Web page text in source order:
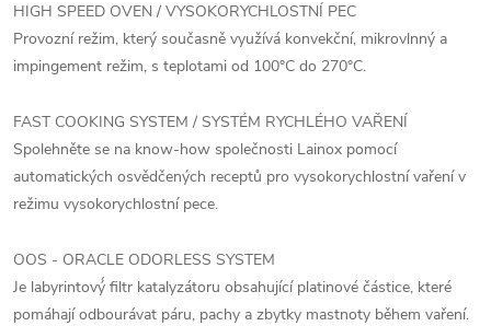
HIGH SPEED OVEN / VYSOKORYCHLOSTNÍ PEC
Provozní režim, který současně využívá konvekční, mikrovlnný a
impingement režim, s teplotami od 100°C do 270°C.
FAST COOKING SYSTEM / SYSTÉM RYCHLÉHO VAŘENÍ
Spolehněte se na know-how společnosti Lainox pomocí
automatických osvědčených receptů pro vysokorychlostní vaření v
režimu vysokorychlostní pece.
OOS - ORACLE ODORLESS SYSTEM
Je labyrintový́ filtr katalyzátoru obsahující platinové částice, které
pomáhají odbourávat páru, pachy a zbytky mastnoty během vaření.